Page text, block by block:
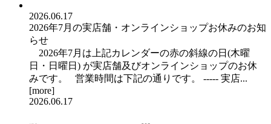
2026.06.17
2026年7月の実店舗・オンラインショップお休みのお知
らせ
2026年7月は上記カレンダーの赤の斜線の日(木曜
日・日曜日) が実店舗及びオンラインショップのお休
みです。 営業時間は下記の通りです。 ----- 実店...
[more]
2026.06.17